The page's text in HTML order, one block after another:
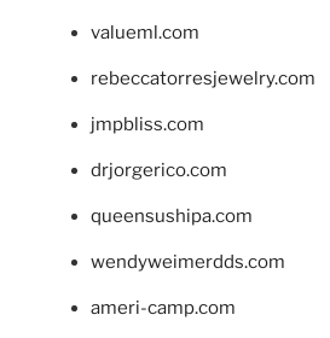
valueml.com
rebeccatorresjewelry.com
jmpbliss.com
drjorgerico.com
queensushipa.com
wendyweimerdds.com
ameri-camp.com